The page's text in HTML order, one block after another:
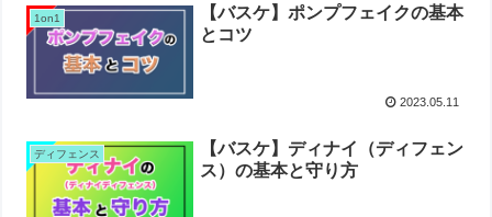
1on1
【バスケ】ポンプフェイクの基本
とコツ
2023.05.11
ディフェンス
【バスケ】ディナイ（ディフェン
ス）の基本と守り方